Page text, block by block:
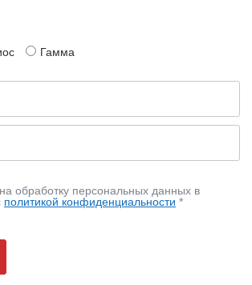
Гамма
обработку персональных данных в
политикой конфиденциальности *